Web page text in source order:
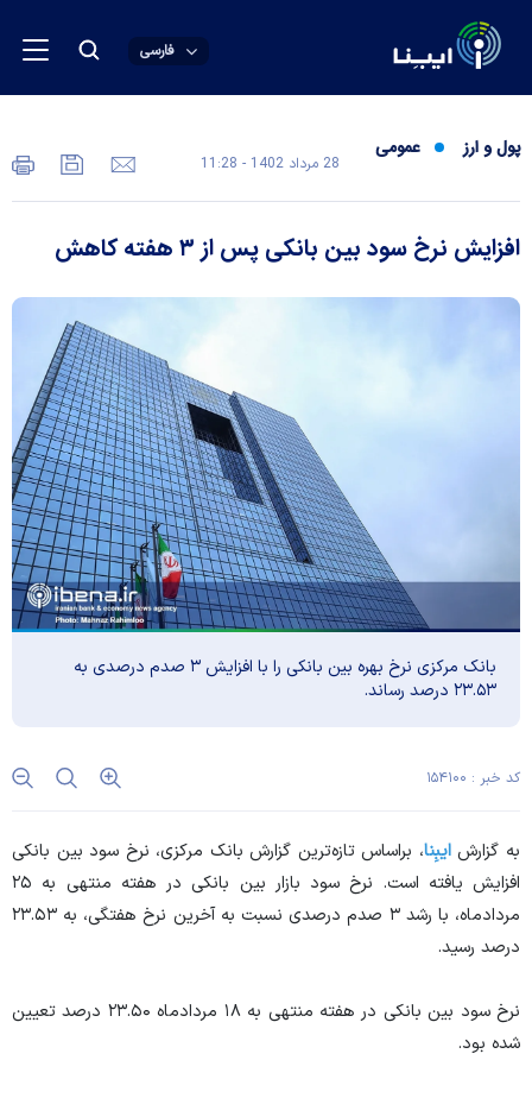
فارسی
پول و ارز عمومی
28 مرداد 1402 - 11:28
افزایش نرخ سود بین بانکی پس از ۳ هفته کاهش
بانک مرکزی نرخ بهره بین بانکی را با افزایش ۳ صدم درصدی به
۲۳.۵۳ درصد رساند.
کد خبر : ۱۵۴۱۰۰
به گزارشایبِنا، براساس تازه‌ترین گزارش بانک مرکزی، نرخ سود بین بانکی
افزایش یافته است. نرخ سود بازار بین بانکی در هفته منتهی به ۲۵
مردادماه، با رشد ۳ صدم درصدی نسبت به آخرین نرخ هفتگی، به ۲۳.۵۳
درصد رسید.
نرخ سود بین بانکی در هفته منتهی به ۱۸ مردادماه ۲۳.۵۰ درصد تعیین
شده بود.